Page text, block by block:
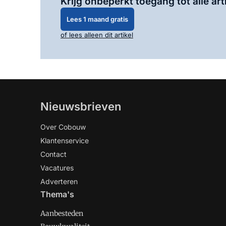
Lees 1 maand gratis
of lees alleen dit artikel
Nieuwsbrieven
Over Cobouw
Klantenservice
Contact
Vacatures
Adverteren
Thema's
Aanbesteden